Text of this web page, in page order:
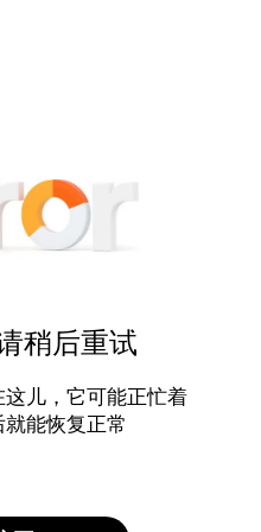
稍后重试
儿，它可能正忙着
能恢复正常